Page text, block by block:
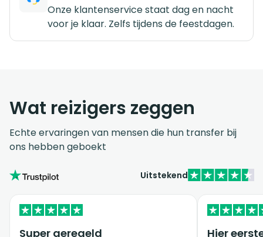
Onze klantenservice staat dag en nacht
voor je klaar. Zelfs tijdens de feestdagen.
Wat reizigers zeggen
Echte ervaringen van mensen die hun transfer bij
ons hebben geboekt
Uitstekend
Super geregeld Hier